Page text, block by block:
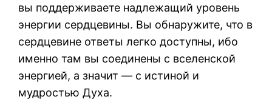
вы поддерживаете надлежащий уровень
энергии сердцевины. Вы обнаружите, что в
сердцевине ответы легко доступны, ибо
именно там вы соединены с вселенской
энергией, а значит — с истиной и
мудростью Духа.